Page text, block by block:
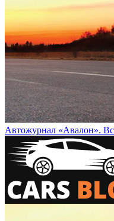
Автожурнал «Авалон».